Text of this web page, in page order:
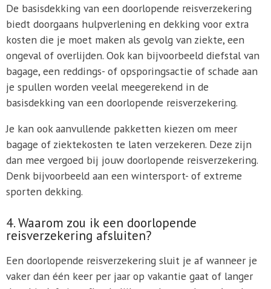
De basisdekking van een doorlopende reisverzekering
biedt doorgaans hulpverlening en dekking voor extra
kosten die je moet maken als gevolg van ziekte, een
ongeval of overlijden. Ook kan bijvoorbeeld diefstal van
bagage, een reddings- of opsporingsactie of schade aan
je spullen worden veelal meegerekend in de
basisdekking van een doorlopende reisverzekering.
Je kan ook aanvullende pakketten kiezen om meer
bagage of ziektekosten te laten verzekeren. Deze zijn
dan mee vergoed bij jouw doorlopende reisverzekering.
Denk bijvoorbeeld aan een wintersport- of extreme
sporten dekking.
4. Waarom zou ik een doorlopende
reisverzekering afsluiten?
Een doorlopende reisverzekering sluit je af wanneer je
vaker dan één keer per jaar op vakantie gaat of langer